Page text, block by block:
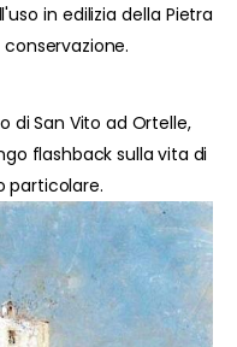
in edilizia della Pietra
di San Vito ad Ortelle,
flashback sulla vita di
particolare.